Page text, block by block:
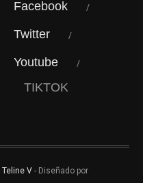
Facebook
Twitter
Youtube
TIKTOK
Teline V - Diseñado por